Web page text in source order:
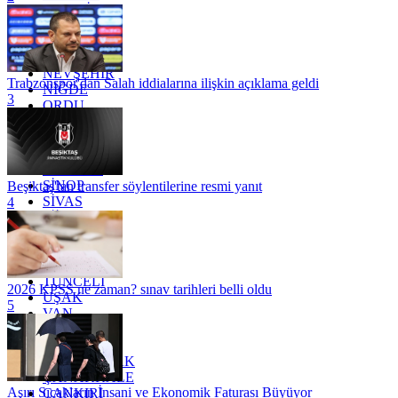
MARDİN
MERSİN
MUĞLA
MUŞ
NEVŞEHİR
NİĞDE
ORDU
OSMANİYE
RİZE
SAKARYA
SİNOP
SİVAS
SİİRT
TEKİRDAĞ
TOKAT
TRABZON
TUNCELİ
UŞAK
VAN
YALOVA
YOZGAT
ZONGULDAK
ÇANAKKALE
ÇANKIRI
Trabzonspor'dan Salah iddialarına ilişkin açıklama geldi
3
Beşiktaş'tan transfer söylentilerine resmi yanıt
4
2026 KPSS ne zaman? sınav tarihleri belli oldu
5
Aşırı Sıcakların İnsani ve Ekonomik Faturası Büyüyor